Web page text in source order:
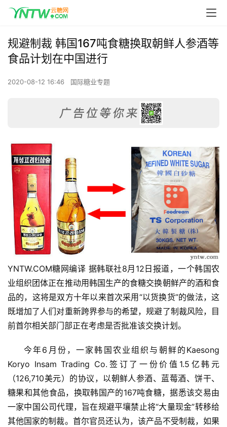
规避制裁 韩国167吨食糖换取朝鲜人参酒等
食品计划在中国进行
2020-08-12 16:46 国际糖业专题
YNTW.COM糖网编译 据韩联社8月12日报道，一个韩国农
业组织团体正在推动用韩国生产的食糖交换朝鲜产的酒和食
品的，这将是双方十年以来首次采用“以货换货”的做法，这
既增加了人们对重新跨界参与的希望，规避了制裁风险，目
前首尔相关部门部正在考虑是否批准该交换计划。
今年6月份，一家韩国农业组织与朝鲜的Kaesong
Koryo Insam Trading Co.签订了一份价值1.5亿韩元
（126,710美元）的协议，以朝鲜人参酒、蓝莓酒、饼干、
糖果和其他食品，换取韩国产的167吨食糖，据悉该交易由
一家中国公司代理，旨在规避平壤禁止将“大量现金”转移给
其他国家的制裁。首尔官员还认为，该产品不受制裁，如果